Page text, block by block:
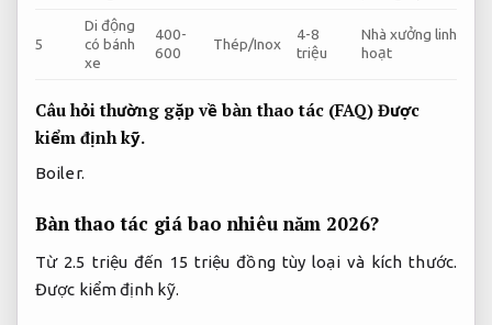
5
Di động
có bánh
xe
400-
600
Thép/Inox
4-8
triệu
Nhà xưởng linh
hoạt
Câu hỏi thường gặp về bàn thao tác (FAQ) Được
kiểm định kỹ.
Boiler.
Bàn thao tác giá bao nhiêu năm 2026?
Từ 2.5 triệu đến 15 triệu đồng tùy loại và kích thước.
Được kiểm định kỹ.